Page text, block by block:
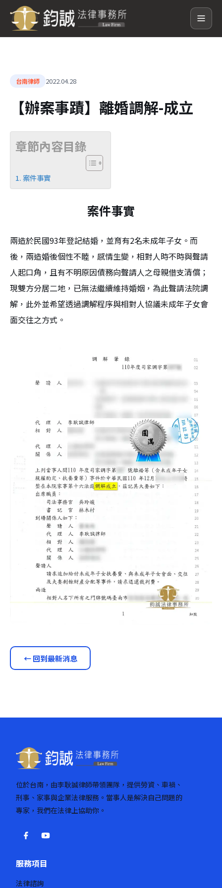
台南律師 2022.04.28
【辦案事蹟】離婚調解-成立
章節內容目錄
案件事實
案件事實
兩造於民國93年登記結婚，並育有2名未成年子女。而
後，兩造婚後個性不睦，感情生變，相對人時不時與聲請
人起口角，且有不明原因債務向聲請人之母親借支清償；
現雙方分居二地，已無法繼續維持婚姻，為此聲請法院調
解，此外並希望透過調解程序與相對人協議未成年子女會
面交往之方式。
← 回到最新消息
位於台南，由李耿誠律師帶領團隊，提供勞資、車禍、
刑事、家事與企業法律服務。當事人是解決自己問題的
專家，我們在法律上協助你。
服務項目
法律諮詢